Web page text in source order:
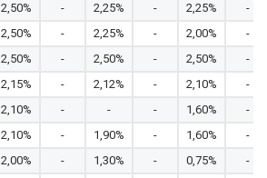
2,50% - 2,25% - 2,25%
-
2,50% - 2,25% - 2,00%
-
2,50% - 2,50% - 2,50%
-
2,15% - 2,12% - 2,10%
-
2,10% - - - 1,60%
-
2,10% - 1,90% - 1,60%
-
2,00% - 1,30% - 0,75%
-